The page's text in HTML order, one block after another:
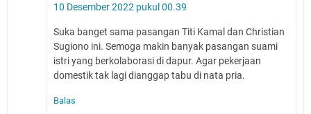
10 Desember 2022 pukul 00.39
Suka banget sama pasangan Titi Kamal dan Christian
Sugiono ini. Semoga makin banyak pasangan suami
istri yang berkolaborasi di dapur. Agar pekerjaan
domestik tak lagi dianggap tabu di nata pria.
Balas